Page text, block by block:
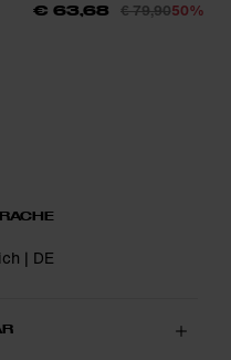
€ 63,68
€ 79,9050%
| DE